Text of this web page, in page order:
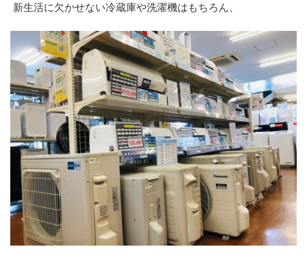
新生活に欠かせない冷蔵庫や洗濯機はもちろん、